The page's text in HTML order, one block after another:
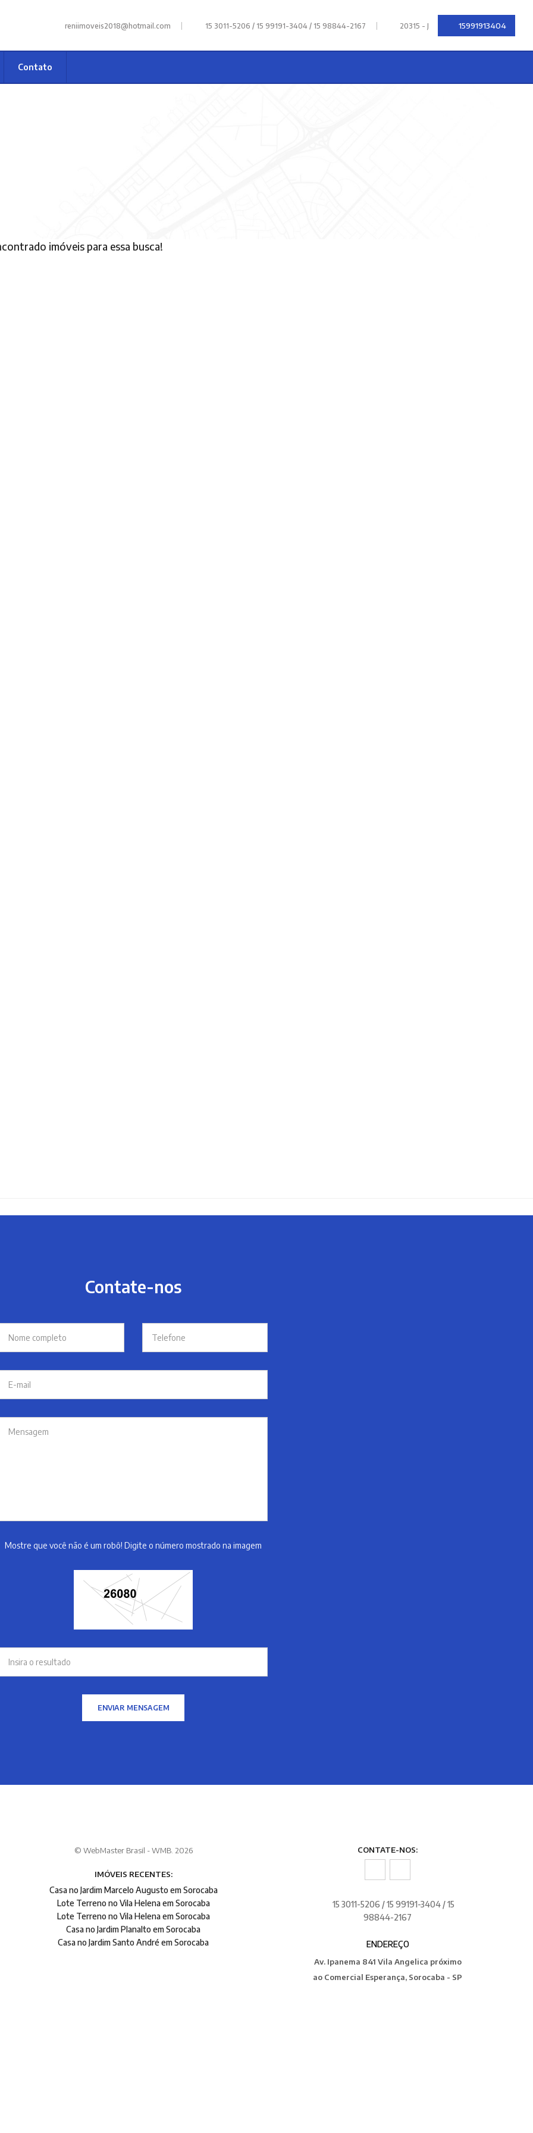
reniimoveis2018@hotmail.com | 15 3011-5206 / 15 99191-3404 / 15 98844-2167 | 20315 - J 15991913404
Contato
imóveis para essa busca!
Contate-nos
Mostre que você não é um robô! Digite o número mostrado na imagem
ENVIAR MENSAGEM
© WebMaster Brasil - WMB. 2026
IMÓVEIS RECENTES:
Casa no Jardim Marcelo Augusto em Sorocaba
Lote Terreno no Vila Helena em Sorocaba
Lote Terreno no Vila Helena em Sorocaba
Casa no Jardim Planalto em Sorocaba
Casa no Jardim Santo André em Sorocaba
CONTATE-NOS:
15 3011-5206 / 15 99191-3404 / 15
98844-2167
ENDEREÇO
Av. Ipanema 841 Vila Angelica próximo
ao Comercial Esperança, Sorocaba - SP